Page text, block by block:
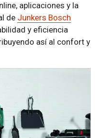
aplicaciones y la
de Junkers Bosch
y eficiencia
así al confort y